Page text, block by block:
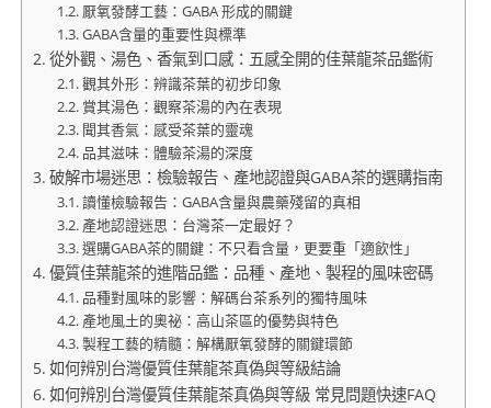
厭氧發酵工藝：GABA 形成的關鍵
GABA含量的重要性與標準
從外觀、湯色、香氣到口感：五感全開的佳葉龍茶品鑑術
觀其外形：辨識茶葉的初步印象
賞其湯色：觀察茶湯的內在表現
聞其香氣：感受茶葉的靈魂
品其滋味：體驗茶湯的深度
破解市場迷思：檢驗報告、產地認證與GABA茶的選購指南
讀懂檢驗報告：GABA含量與農藥殘留的真相
產地認證迷思：台灣茶一定最好？
選購GABA茶的關鍵：不只看含量，更要重「適飲性」
優質佳葉龍茶的進階品鑑：品種、產地、製程的風味密碼
品種對風味的影響：解碼台茶系列的獨特風味
產地風土的奧祕：高山茶區的優勢與特色
製程工藝的精髓：解構厭氧發酵的關鍵環節
如何辨別台灣優質佳葉龍茶真偽與等級結論
如何辨別台灣優質佳葉龍茶真偽與等級 常見問題快速FAQ